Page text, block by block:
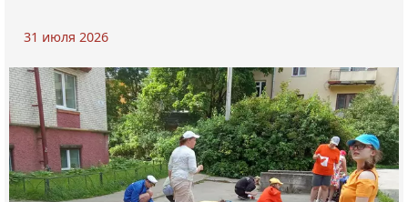
31 июля 2026